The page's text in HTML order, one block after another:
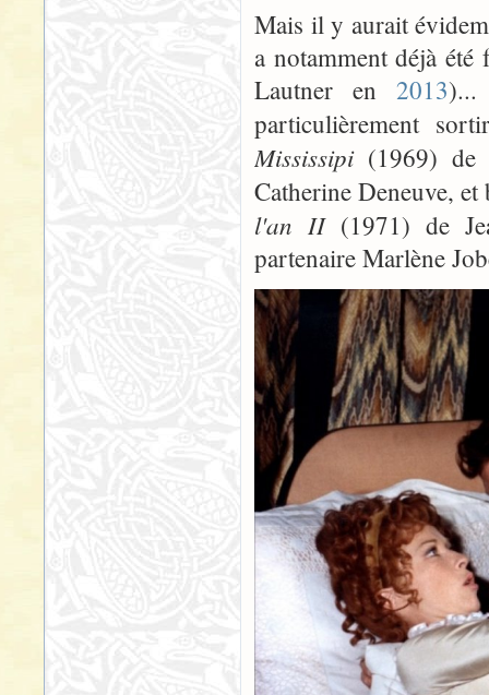
Mais il y aurait
a notamment déjà
Lautner en2013)...
particulièrement
Mississipi(1969) de
Catherine Deneuve,
l'an II(1971) de
partenaire Marlène